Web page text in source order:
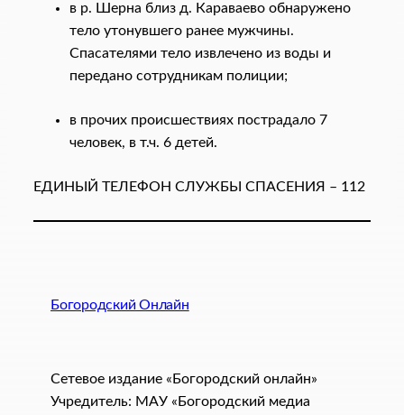
в р. Шерна близ д. Караваево обнаружено
тело утонувшего ранее мужчины.
Спасателями тело извлечено из воды и
передано сотрудникам полиции;
в прочих происшествиях пострадало 7
человек, в т.ч. 6 детей.
ЕДИНЫЙ ТЕЛЕФОН СЛУЖБЫ СПАСЕНИЯ – 112
Богородский Онлайн
Сетевое издание «Богородский онлайн»
Учредитель: МАУ «Богородский медиа